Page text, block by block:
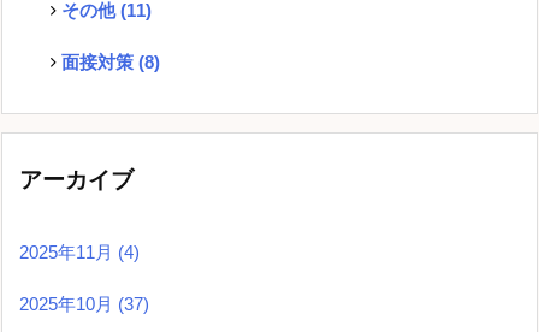
その他(11)
面接対策 (8)
アーカイブ
2025年11月 (4)
2025年10月 (37)